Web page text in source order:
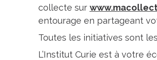
collecte sur
entourage en partageant
Toutes les initiatives sont
L’Institut Curie est à votre